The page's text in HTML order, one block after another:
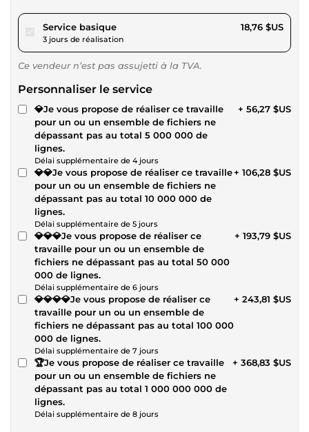
Service basiquepour 17,29 $US
3 jours de réalisation
18,76 $US
Ce vendeur n’est pas assujetti à la TVA.
Personnaliser le service
💎Je vous propose de réaliser ce travaille
pour un ou un ensemble de fichiers ne
dépassant pas au total 5 000 000 de
lignes.
Délai supplémentaire de 4 jours
+ 56,27 $US
💎💎Je vous propose de réaliser ce travaille
pour un ou un ensemble de fichiers ne
dépassant pas au total 10 000 000 de
lignes.
Délai supplémentaire de 5 jours
+ 106,28 $US
💎💎💎Je vous propose de réaliser ce
travaille pour un ou un ensemble de
fichiers ne dépassant pas au total 50 000
000 de lignes.
Délai supplémentaire de 6 jours
+ 193,79 $US
💎💎💎💎Je vous propose de réaliser ce
travaille pour un ou un ensemble de
fichiers ne dépassant pas au total 100 000
000 de lignes.
Délai supplémentaire de 7 jours
+ 243,81 $US
🏆Je vous propose de réaliser ce travaille
pour un ou un ensemble de fichiers ne
dépassant pas au total 1 000 000 000 de
lignes.
Délai supplémentaire de 8 jours
+ 368,83 $US